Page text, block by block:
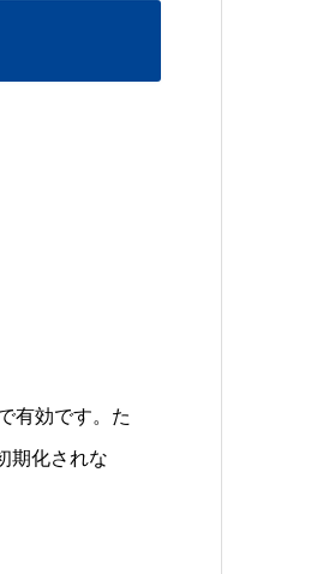
有効です。た
期化されな